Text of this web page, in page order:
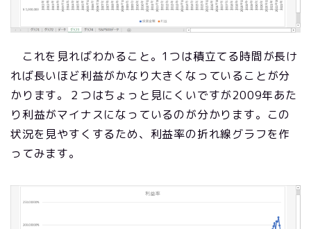
これを見ればわかること。1つは積立てる時間が長け
れば長いほど利益がかなり大きくなっていることが分
かります。２つはちょっと見にくいですが2009年あた
り利益がマイナスになっているのが分かります。この
状況を見やすくするため、利益率の折れ線グラフを作
ってみます。